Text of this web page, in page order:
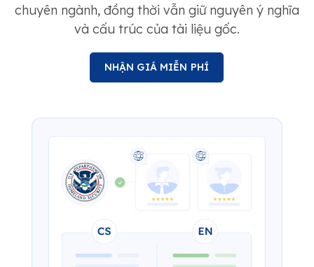
chuyên ngành, đồng thời vẫn giữ nguyên ý nghĩa
và cấu trúc của tài liệu gốc.
NHẬN GIÁ MIỄN PHÍ